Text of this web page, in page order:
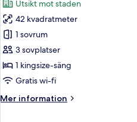
foton
för
Premier
King
Bed
Utsikt mot staden
42 kvadratmeter
1 sovrum
3 sovplatser
1 kingsize-säng
Gratis wi-fi
Mer information
Mer